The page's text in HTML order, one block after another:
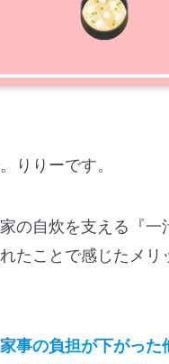
りりーです。
の自炊を支える『一
たことで感じたメリ
家事の負担が下がった